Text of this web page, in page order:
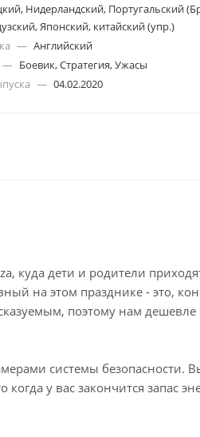
Нидерландский, Португальский
Японский, китайский (упр.)
— Английский
— Боевик, Стратегия, Ужасы
— 04.02.2020
куда дети и родители
на этом празднике - это,
поэтому нам дешевле
системы безопасности.
у вас закончится запас